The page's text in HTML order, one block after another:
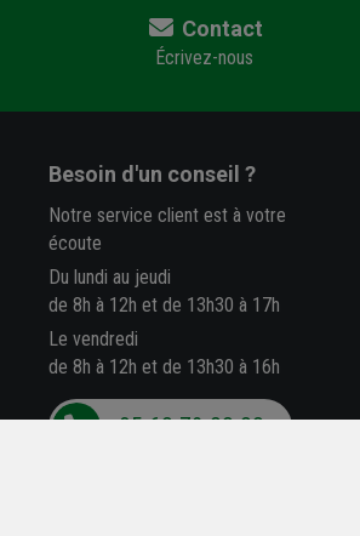
Contact
Écrivez-nous
Besoin d'un conseil ?
Notre service client est à votre
écoute
Du lundi au jeudi
de 8h à 12h et de 13h30 à 17h
Le vendredi
de 8h à 12h et de 13h30 à 16h
05 63 78 33 33